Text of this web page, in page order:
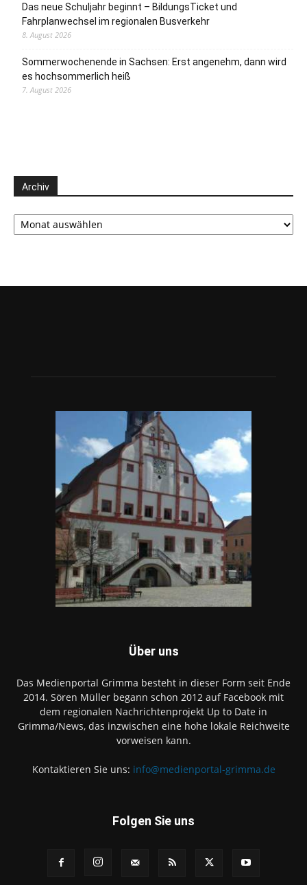
Das neue Schuljahr beginnt – BildungsTicket und
Fahrplanwechsel im regionalen Busverkehr
8. August 2026
Sommerwochenende in Sachsen: Erst angenehm, dann wird
es hochsommerlich heiß
7. August 2026
Archiv
Archiv
Über uns
Das Medienportal Grimma besteht in dieser Form seit Ende
2014. Sören Müller begann schon 2012 auf Facebook mit
dem regionalen Nachrichtenprojekt Up to Date in
Grimma/News, das inzwischen eine hohe lokale Reichweite
vorweisen kann.
Kontaktieren Sie uns: info@medienportal-grimma.de
Folgen Sie uns